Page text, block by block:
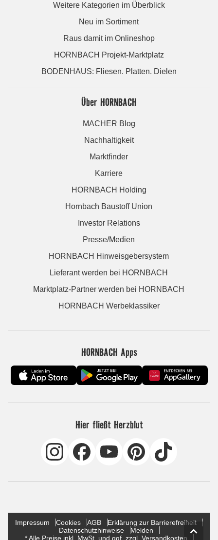
Weitere Kategorien im Überblick
Neu im Sortiment
Raus damit im Onlineshop
HORNBACH Projekt-Marktplatz
BODENHAUS: Fliesen. Platten. Dielen
Über HORNBACH
MACHER Blog
Nachhaltigkeit
Marktfinder
Karriere
HORNBACH Holding
Hornbach Baustoff Union
Investor Relations
Presse/Medien
HORNBACH Hinweisgebersystem
Lieferant werden bei HORNBACH
Marktplatz-Partner werden bei HORNBACH
HORNBACH Werbeklassiker
HORNBACH Apps
Hier fließt Herzblut
Impressum Cookies AGB
Erklärung zur Barrierefreiheit
Datenschutzhinweise
Melden
* Alle Preise inkl. MwSt. und ggf. zzgl. Versandkosten